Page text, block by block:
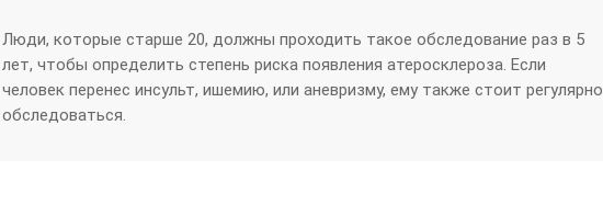
Люди, которые старше 20, должны проходить такое обследование раз в 5
лет, чтобы определить степень риска появления атеросклероза. Если
человек перенес инсульт, ишемию, или аневризму, ему также стоит регулярно
обследоваться.